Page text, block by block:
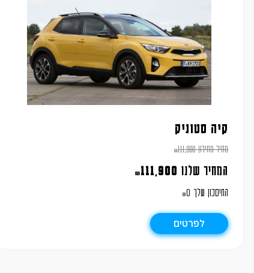
קיה סטוניק
מחיר מחירון ₪111,900
המחיר שלנו ₪111,900
החיסכון שלך ₪0
לפרטים